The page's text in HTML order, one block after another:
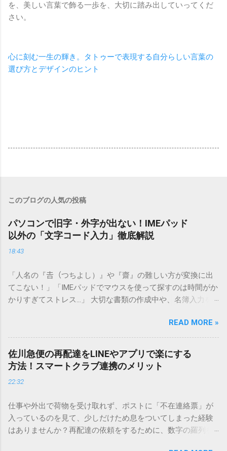
を、美しい言葉で飾る一歩を、大切に踏み出していってくだ
さい。
心に刻む一生の輝き。タトゥーで表現する自分らしい言葉の
選び方とデザインのヒント
このブログの人気の投稿
パソコンで旧字・外字が出ない！IMEパッド
以外の「文字コード入力」徹底解説
18:43
「人名の『𠮷（つちよし）』や『齋』の難しい方が変換に出
てこない！」「IMEパッドでマウスを使って探すのは時間がか
かりすぎてストレス…」 大切な書類の作成中や、名簿入力を
てしまいますよね。多くの人が「IMEパッド（手書き入力）」
を使いますが、実はマウスで一画ずつ書くのは非効率です
し、似た漢字が多すぎて結局見つからないことも少なくあり
ません。 そこで今回は、IMEパッドを使わずに、特定のコー
ドを打ち込むだけで一瞬で旧字や外字、特殊記号を呼び出す
「文字コード入力」のテクニックを詳しく解説します。 この
必要はありません。 1. なぜ「変換」しても旧字・外字が出て
こないのか？ そもそも、なぜ普通の変換で出てこない漢字が
あるのでしょうか。その理由は、パソコンが文字を認識する
READ MORE »
佐川急便の再配達をLINEやアプリで楽にする
方法！スマートクラブ連携のメリット
22:32
仕事や外出で荷物を受け取れず、ポストに「不在連絡票」が
入っているのを見て、少しだけため息をついてしまった経験
はありませんか？再配達の依頼をするために、数字の羅列を